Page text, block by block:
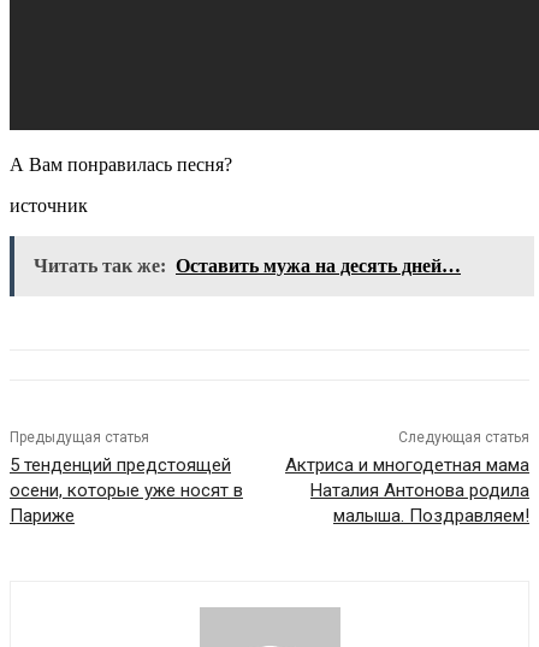
А Вам понравилась песня?
источник
Читать так же: Оставить мужа на десять дней…
Предыдущая статья
5 тенденций предстоящей
осени, которые уже носят в
Париже
Следующая статья
Актриса и многодетная мама
Наталия Антонова родила
малыша. Поздравляем!